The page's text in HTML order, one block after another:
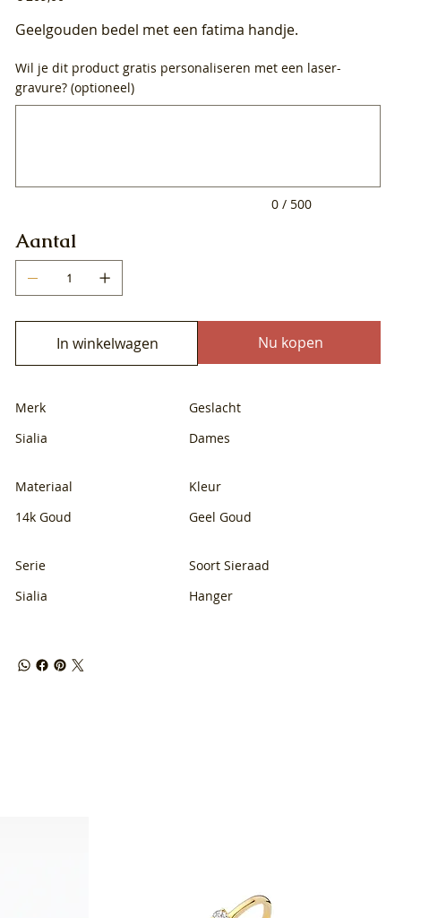
Geelgouden bedel met een fatima handje.
Wil je dit product gratis personaliseren met een laser-
gravure? (optioneel)
0 / 500
Aantal
In winkelwagen Nu kopen
Merk
Sialia
Geslacht
Dames
Materiaal
14k Goud
Kleur
Geel Goud
Serie
Sialia
Soort Sieraad
Hanger